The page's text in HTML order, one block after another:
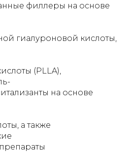
филлеры на основе
гиалуроновой кислоты,
(PLLA),
на основе
а также